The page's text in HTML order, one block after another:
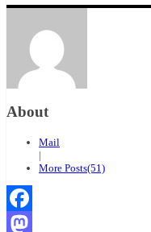
About
Mail
|
More Posts(51)
Facebook